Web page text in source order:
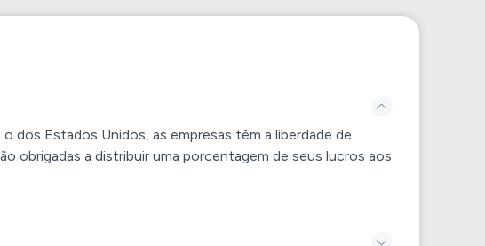
dos Estados Unidos, as empresas têm a liberdade de
obrigadas a distribuir uma porcentagem de seus lucros aos